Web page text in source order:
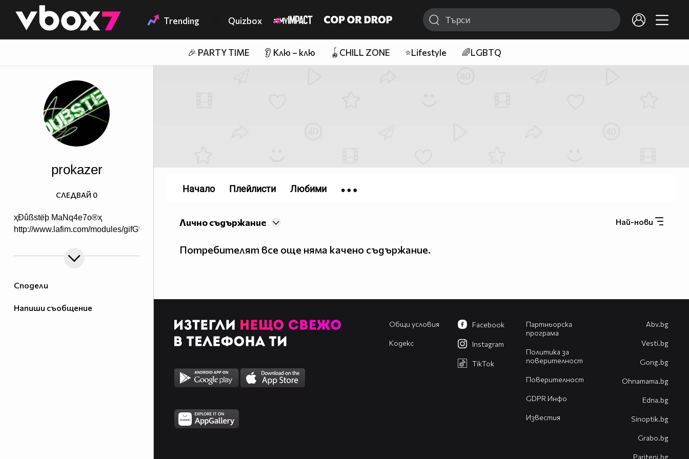
👾 Trending Quizbox
🎉 PARTY TIME 👂 Клю – клю 🪀CHILL ZONE ⭐Lifestyle 🌈LGBTQ
Сподели
Напиши съобщение
prokazer
ҳÐûßstëþ MaNq4e7o®ҳ
http://www.lafim.com/modules/gifG******ry/images/smiles/219.gif
СЛЕДВАЙ 0
Най-нови
Лично съдържание
Потребителят все още няма качено съдържание.
Начало Плейлисти Любими
Общи условия
Кодекс
Партньорска
програма
Политика за
поверителност
Поверителност
GDPR Инфо
Известия
Facebook
Instagram
TikTok
Abv.bg
Vesti.bg
Gong.bg
Оhnamama.bg
Edna.bg
Sinoptik.bg
Grabo.bg
Pariteni.bg